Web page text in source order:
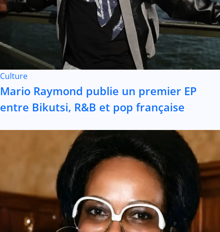
Culture
Mario Raymond publie un premier EP
entre Bikutsi, R&B et pop française